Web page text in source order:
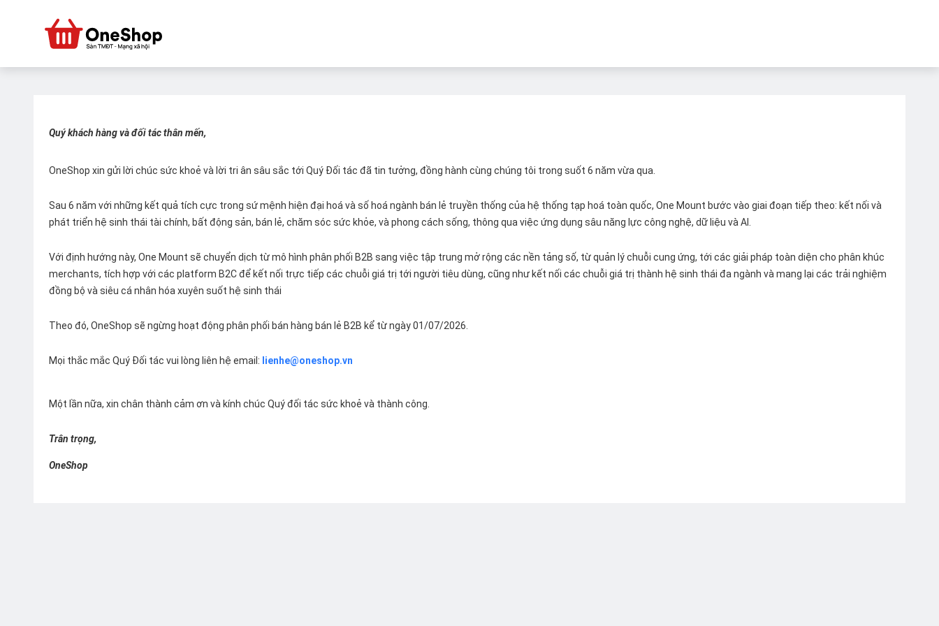
Quý khách hàng và đối tác thân mến,
OneShop xin gửi lời chúc sức khoẻ và lời tri ân sâu sắc tới Quý Đối tác đã tin tưởng, đồng hành cùng chúng tôi trong suốt 6 năm vừa qua.
Sau 6 năm với những kết quả tích cực trong sứ mệnh hiện đại hoá và số hoá ngành bán lẻ truyền thống của hệ thống tạp hoá toàn quốc, One Mount bước vào giai đoạn tiếp theo: kết nối và
phát triển hệ sinh thái tài chính, bất động sản, bán lẻ, chăm sóc sức khỏe, và phong cách sống, thông qua việc ứng dụng sâu năng lực công nghệ, dữ liệu và AI.
Với định hướng này, One Mount sẽ chuyển dịch từ mô hình phân phối B2B sang việc tập trung mở rộng các nền tảng số, từ quản lý chuỗi cung ứng, tới các giải pháp toàn diện cho phân khúc
merchants, tích hợp với các platform B2C để kết nối trực tiếp các chuỗi giá trị tới người tiêu dùng, cũng như kết nối các chuỗi giá trị thành hệ sinh thái đa ngành và mang lại các trải nghiệm
đồng bộ và siêu cá nhân hóa xuyên suốt hệ sinh thái
Theo đó, OneShop sẽ ngừng hoạt động phân phối bán hàng bán lẻ B2B kể từ ngày 01/07/2026.
Mọi thắc mắc Quý Đối tác vui lòng liên hệ email: lienhe@oneshop.vn
Một lần nữa, xin chân thành cảm ơn và kính chúc Quý đối tác sức khoẻ và thành công.
Trân trọng,
OneShop